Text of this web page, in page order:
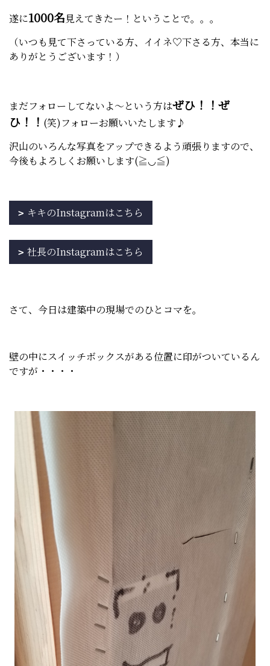
遂に1000名見えてきたー！ということで。。。
（いつも見て下さっている方、イイネ♡下さる方、本当に
ありがとうございます！）
まだフォローしてないよ～という方はぜひ！！ぜ
ひ！！ (笑)フォローお願いいたします♪
沢山のいろんな写真をアップできるよう頑張りますので、
今後もよろしくお願いします(≧◡≦)
キキのInstagramはこちら
社長のInstagramはこちら
さて、今日は建築中の現場でのひとコマを。
壁の中にスイッチボックスがある位置に印がついているん
ですが・・・・